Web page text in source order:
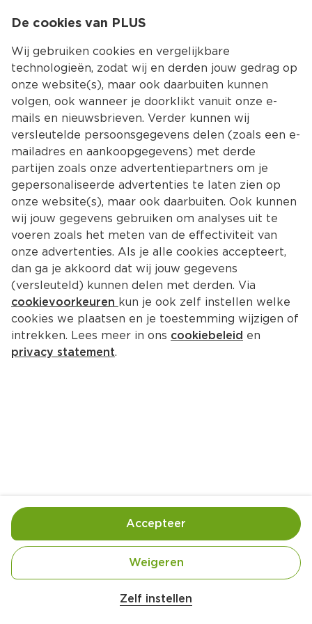
Kies jouw
1 handje gemengde noten (grof gehakt, om te
De cookies van PLUS
Wij gebruiken cookies en vergelijkbare
technologieën, zodat wij en derden jouw gedrag op
onze website(s), maar ook daarbuiten kunnen
volgen, ook wanneer je doorklikt vanuit onze e-
mails en nieuwsbrieven. Verder kunnen wij
versleutelde persoonsgegevens delen (zoals een e-
mailadres en aankoopgegevens) met derde
partijen zoals onze advertentiepartners om je
gepersonaliseerde advertenties te laten zien op
onze website(s), maar ook daarbuiten. Ook kunnen
wij jouw gegevens gebruiken om analyses uit te
voeren zoals het meten van de effectiviteit van
onze advertenties. Als je alle cookies accepteert,
dan ga je akkoord dat wij jouw gegevens
(versleuteld) kunnen delen met derden. Via
cookievoorkeuren kun je ook zelf instellen welke
cookies we plaatsen en je toestemming wijzigen of
intrekken. Lees meer in ons cookiebeleid en
privacy statement.
Zelf instellen
Weigeren
Accepteer